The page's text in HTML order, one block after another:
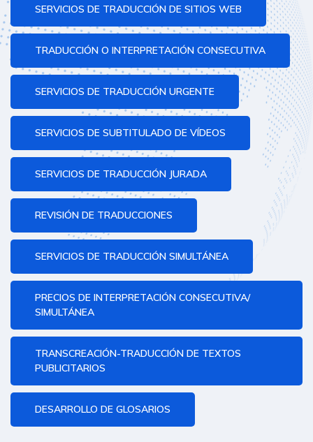
SERVICIOS DE TRADUCCIÓN DE SITIOS WEB
TRADUCCIÓN O INTERPRETACIÓN CONSECUTIVA
SERVICIOS DE TRADUCCIÓN URGENTE
SERVICIOS DE SUBTITULADO DE VÍDEOS
SERVICIOS DE TRADUCCIÓN JURADA
REVISIÓN DE TRADUCCIONES
SERVICIOS DE TRADUCCIÓN SIMULTÁNEA
PRECIOS DE INTERPRETACIÓN CONSECUTIVA/
SIMULTÁNEA
TRANSCREACIÓN-TRADUCCIÓN DE TEXTOS
PUBLICITARIOS
DESARROLLO DE GLOSARIOS